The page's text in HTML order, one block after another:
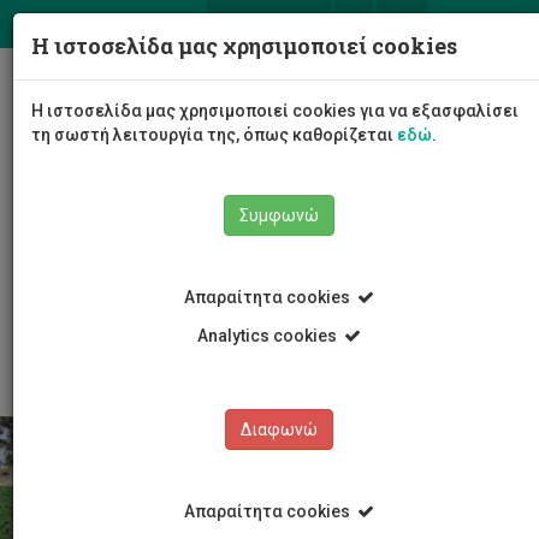
Σχολή Γεωτεχνικών Επιστημών και Διαχείρισης
Τμήμα Γεωπονικών Επιστημών, Βιοτεχνολογίας και
Υποδομές Τμήματος
Θερμοκήπιο
Η ιστοσελίδα μας χρησιμοποιεί cookies
Η ιστοσελίδα μας χρησιμοποιεί cookies για να εξασφαλίσει
τη σωστή λειτουργία της, όπως καθορίζεται εδώ.
Συμφωνώ
Απαραίτητα cookies
Analytics cookies
Διαφωνώ
Απαραίτητα cookies